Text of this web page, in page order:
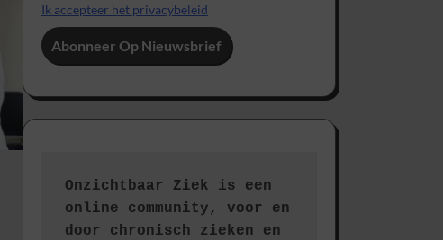
Ik accepteer het privacybeleid
Onzichtbaar Ziek is een
online community, voor en
door chronisch zieken en